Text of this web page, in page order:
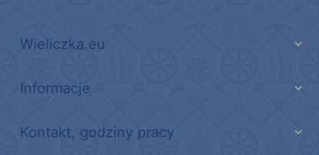
Wieliczka.eu
Informacje
Kontakt, godziny pracy